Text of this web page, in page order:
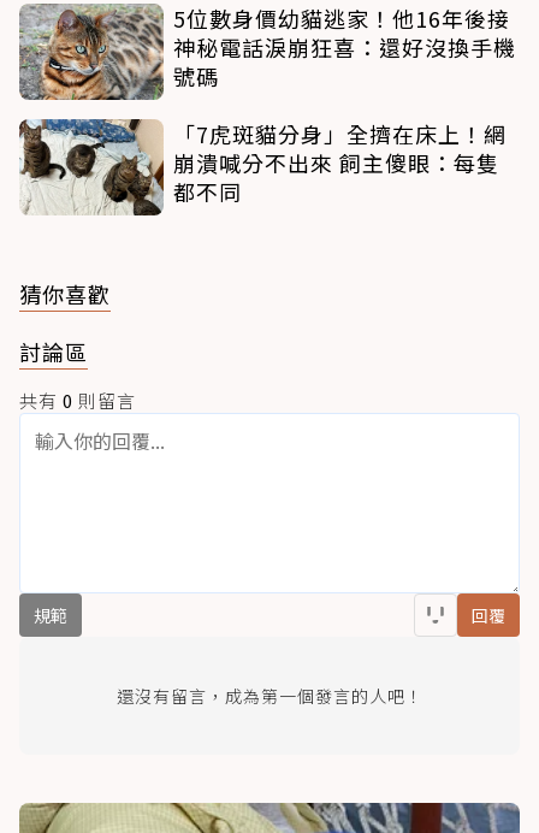
5位數身價幼貓逃家！他16年後接
神秘電話淚崩狂喜：還好沒換手機
號碼
「7虎斑貓分身」全擠在床上！網
崩潰喊分不出來 飼主傻眼：每隻
都不同
猜你喜歡
討論區
共有 0 則留言
規範 回覆
還沒有留言，成為第一個發言的人吧！